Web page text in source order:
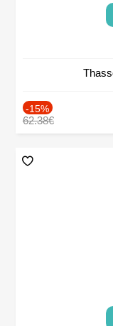
-15%
62.38€